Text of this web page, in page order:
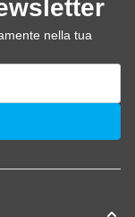
nella tua